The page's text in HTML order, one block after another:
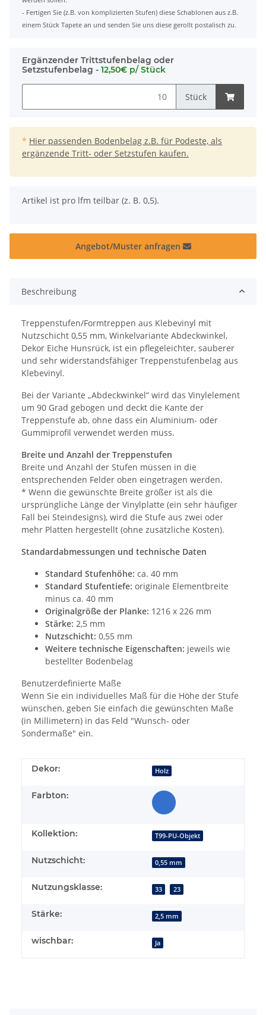
- Fertigen Sie (z.B. von komplizierten Stufen) diese Schablonen aus z.B.
einem Stück Tapete an und senden Sie uns diese gerollt postalisch zu.
Ergänzender Trittstufenbelag oder
Setzstufenbelag - 12,50€ p/ Stück
Stück
* Hier passenden Bodenbelag z.B. für Podeste, als
ergänzende Tritt- oder Setzstufen kaufen.
x
Artikel ist pro lfm teilbar (z. B. 0,5).
Angebot/Muster anfragen
Beschreibung
Treppenstufen/Formtreppen aus Klebevinyl mit
Nutzschicht 0,55 mm, Winkelvariante Abdeckwinkel,
Dekor Eiche Hunsrück, ist ein pflegeleichter, sauberer
und sehr widerstandsfähiger Treppenstufenbelag aus
Klebevinyl.
Bei der Variante „Abdeckwinkel“ wird das Vinylelement
um 90 Grad gebogen und deckt die Kante der
Treppenstufe ab, ohne dass ein Aluminium- oder
Gummiprofil verwendet werden muss.
Breite und Anzahl der Treppenstufen
Breite und Anzahl der Stufen müssen in die
entsprechenden Felder oben eingetragen werden.
* Wenn die gewünschte Breite größer ist als die
ursprüngliche Länge der Vinylplatte (ein sehr häufiger
Fall bei Steindesigns), wird die Stufe aus zwei oder
mehr Platten hergestellt (ohne zusätzliche Kosten).
Standardabmessungen und technische Daten
Standard Stufenhöhe: ca. 40 mm
Standard Stufentiefe: originale Elementbreite
minus ca. 40 mm
Originalgröße der Planke: 1216 x 226 mm
Stärke: 2,5 mm
Nutzschicht: 0,55 mm
Weitere technische Eigenschaften: jeweils wie
bestellter Bodenbelag
Benutzerdefinierte Maße
Wenn Sie ein individuelles Maß für die Höhe der Stufe
wünschen, geben Sie einfach die gewünschten Maße
(in Millimetern) in das Feld "Wunsch- oder
Sondermaße" ein.
Dekor: Holz
Farbton:
Kollektion: T99-PU-Objekt
Nutzschicht: 0,55 mm
Nutzungsklasse: 33 23
Stärke: 2,5 mm
wischbar: Ja